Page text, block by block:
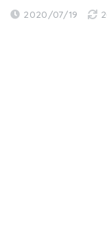
2020/07/19